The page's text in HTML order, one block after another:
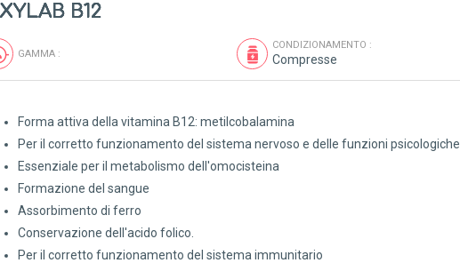
B12
GAMMA :
CONDIZIONAMENTO :
Compresse
Forma attiva della vitamina B12: metilcobalamina
Per il corretto funzionamento del sistema nervoso e delle funzioni psicologiche
Essenziale per il metabolismo dell'omocisteina
Formazione del sangue
Assorbimento di ferro
Conservazione dell'acido folico.
Per il corretto funzionamento del sistema immunitario